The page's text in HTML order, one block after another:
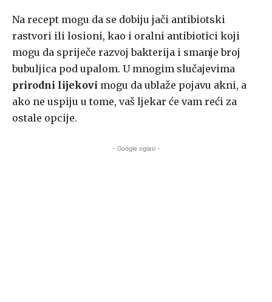
Na recept mogu da se dobiju jači antibiotski
rastvori ili losioni, kao i oralni antibiotici koji
mogu da spriječe razvoj bakterija i smanje broj
bubuljica pod upalom. U mnogim slučajevima
prirodni lijekovi mogu da ublaže pojavu akni, a
ako ne uspiju u tome, vaš ljekar će vam reći za
ostale opcije.
- Google oglasi -